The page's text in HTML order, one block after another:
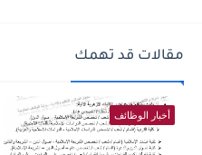
مقالات قد تهمك
أخبار الوظائف